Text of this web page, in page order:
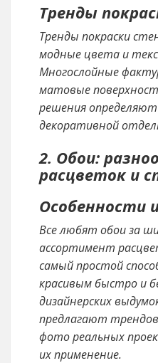
Тренды
Тренды покраски
модные цвета и
Многослойные
матовые
решения
декоративной
2. Обои:
расцветок и
Особенности
Все любят обои за
ассортимент
самый простой
красивым быстро и
дизайнерских
предлагают
фото реальных
их применение.